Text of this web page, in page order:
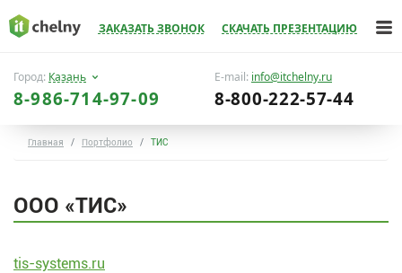
ЗАКАЗАТЬ ЗВОНОК СКАЧАТЬ ПРЕЗЕНТАЦИЮ
Город: Казань
8-986-714-97-09
E-mail: info@itchelny.ru
8-800-222-57-44
Главная Портфолио ТИС
ООО «ТИС»
tis-systems.ru